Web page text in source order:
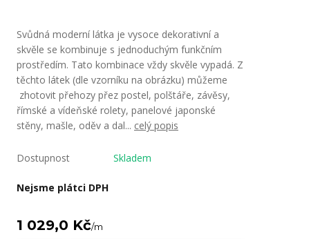
Svůdná moderní látka je vysoce dekorativní a
skvěle se kombinuje s jednoduchým funkčním
prostředím. Tato kombinace vždy skvěle vypadá. Z
těchto látek (dle vzorníku na obrázku) můžeme
zhotovit přehozy přez postel, polštáře, závěsy,
římské a vídeňské rolety, panelové japonské
stěny, mašle, oděv a dal... celý popis
Dostupnost Skladem
Nejsme plátci DPH
1 029,0 Kč/m